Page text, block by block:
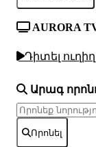
AURORA
Դիտել
Արագ
Որոնել